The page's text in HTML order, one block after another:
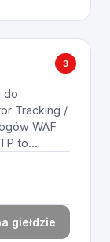
3
do
Tracking /
WAF
to...
giełdzie